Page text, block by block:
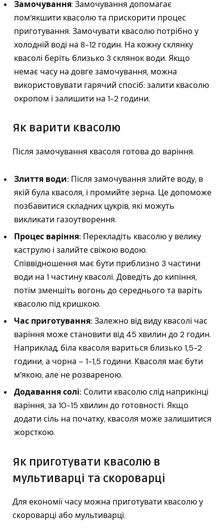
Замочування: Замочування допомагає
пом’якшити квасолю та прискорити процес
приготування. Замочувати квасолю потрібно у
холодній воді на 8-12 годин. На кожну склянку
квасолі беріть близько 3 склянок води. Якщо
немає часу на довге замочування, можна
використовувати гарячий спосіб: залити квасолю
окропом і залишити на 1-2 години.
Як варити квасолю
Після замочування квасоля готова до варіння.
Злиття води: Після замочування злийте воду, в
якій була квасоля, і промийте зерна. Це допоможе
позбавитися складних цукрів, які можуть
викликати газоутворення.
Процес варіння: Перекладіть квасолю у велику
каструлю і залийте свіжою водою.
Співвідношення має бути приблизно 3 частини
води на 1 частину квасолі. Доведіть до кипіння,
потім зменшіть вогонь до середнього та варіть
квасолю під кришкою.
Час приготування: Залежно від виду квасолі час
варіння може становити від 45 хвилин до 2 годин.
Наприклад, біла квасоля вариться близько 1,5-2
години, а чорна – 1-1,5 години. Квасоля має бути
м’якою, але не розвареною.
Додавання солі: Солити квасолю слід наприкінці
варіння, за 10-15 хвилин до готовності. Якщо
додати сіль на початку, квасоля може залишитися
жорсткою.
Як приготувати квасолю в
мультиварці та скороварці
Для економії часу можна приготувати квасолю у
скороварці або мультиварці.